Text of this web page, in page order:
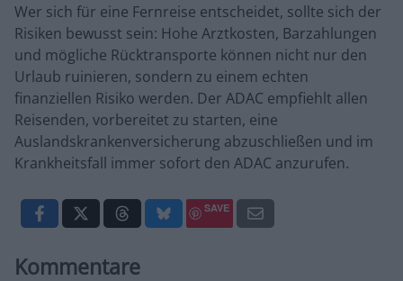
Wer sich für eine Fernreise entscheidet, sollte sich der
Risiken bewusst sein: Hohe Arztkosten, Barzahlungen
und mögliche Rücktransporte können nicht nur den
Urlaub ruinieren, sondern zu einem echten
finanziellen Risiko werden. Der ADAC empfiehlt allen
Reisenden, vorbereitet zu starten, eine
Auslandskrankenversicherung abzuschließen und im
Krankheitsfall immer sofort den ADAC anzurufen.
SAVE
Kommentare